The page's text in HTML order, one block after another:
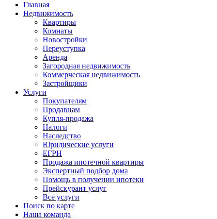
Главная
Недвижимость
Квартиры
Комнаты
Новостройки
Переуступка
Аренда
Загородная недвижимость
Коммерческая недвижимость
Застройщики
Услуги
Покупателям
Продавцам
Купля-продажа
Налоги
Наследство
Юридические услуги
ЕГРН
Продажа ипотечной квартиры
Экспертный подбор дома
Помощь в получении ипотеки
Прейскурант услуг
Все услуги
Поиск по карте
Наша команда